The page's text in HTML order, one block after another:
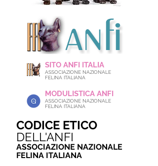
SITO ANFI ITALIA
ASSOCIAZIONE NAZIONALE
FELINA ITALIANA
MODULISTICA ANFI
ASSOCIAZIONE NAZIONALE
FELINA ITALIANA
CODICE ETICO
DELL'ANFI
ASSOCIAZIONE NAZIONALE
FELINA ITALIANA